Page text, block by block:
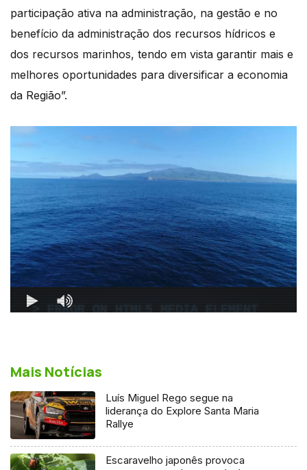
participação ativa na administração, na gestão e no
benefício da administração dos recursos hídricos e
dos recursos marinhos, tendo em vista garantir mais e
melhores oportunidades para diversificar a economia
da Região”.
Mais Notícias
Luís Miguel Rego segue na
liderança do Explore Santa Maria
Rallye
Escaravelho japonês provoca